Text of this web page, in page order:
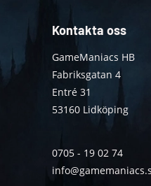
Kontakta oss
GameManiacs HB
Fabriksgatan 4
Entré 31
53160 Lidköping
0705 - 19 02 74